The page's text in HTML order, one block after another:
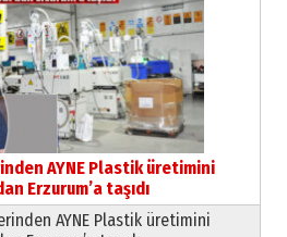
hatıralarıyla
Faruk Terzioğlu!
Erzurum’a
daha!
Pazar
AYNE Plastik üretimini
Erzurum’a taşıdı
AYNE Plastik üretimini